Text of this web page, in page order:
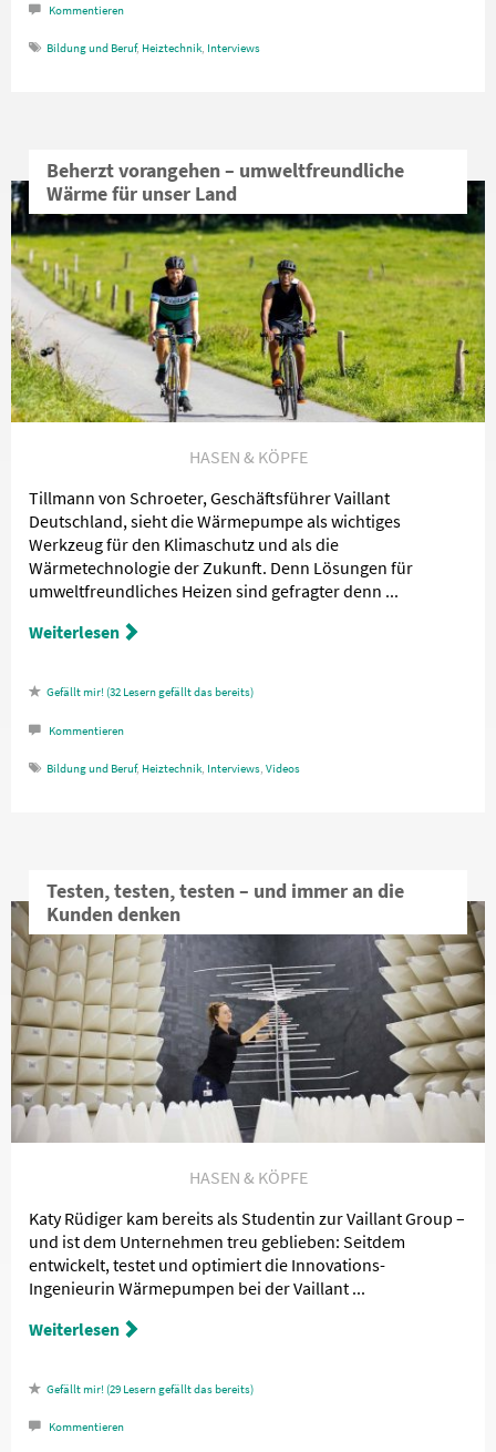
Kommentieren
Bildung und Beruf, Heiztechnik, Interviews
Beherzt vorangehen – umweltfreundliche
Wärme für unser Land
HASEN & KÖPFE
Tillmann von Schroeter, Geschäftsführer Vaillant
Deutschland, sieht die Wärmepumpe als wichtiges
Werkzeug für den Klimaschutz und als die
Wärmetechnologie der Zukunft. Denn Lösungen für
umweltfreundliches Heizen sind gefragter denn ...
Weiterlesen
32 Lesern gefällt das
Kommentieren
Bildung und Beruf, Heiztechnik, Interviews, Videos
Testen, testen, testen – und immer an die
Kunden denken
HASEN & KÖPFE
Katy Rüdiger kam bereits als Studentin zur Vaillant Group –
und ist dem Unternehmen treu geblieben: Seitdem
entwickelt, testet und optimiert die Innovations-
Ingenieurin Wärmepumpen bei der Vaillant ...
Weiterlesen
29 Lesern gefällt das
Kommentieren